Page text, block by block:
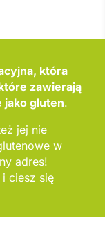
która
zawierają
jako gluten.
jej nie
w
adres!
ciesz się